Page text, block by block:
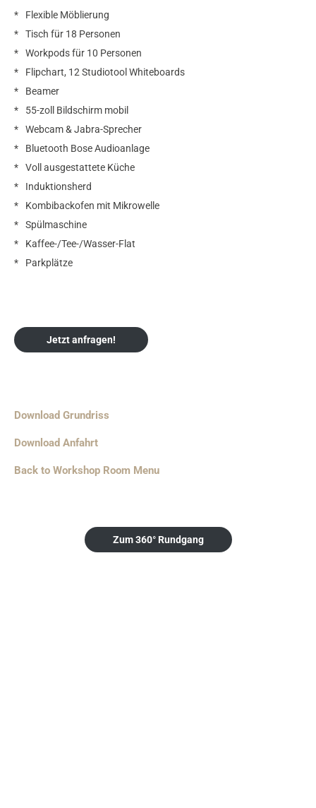
Flexible Möblierung
Tisch für 18 Personen
Workpods für 10 Personen
Flipchart, 12 Studiotool Whiteboards
Beamer
55-zoll Bildschirm mobil
Webcam & Jabra-Sprecher
Bluetooth Bose Audioanlage
Voll ausgestattete Küche
Induktionsherd
Kombibackofen mit Mikrowelle
Spülmaschine
Kaffee-/Tee-/Wasser-Flat
Parkplätze
Jetzt anfragen!
Download Grundriss
Download Anfahrt
Back to Workshop Room Menu
Zum 360° Rundgang